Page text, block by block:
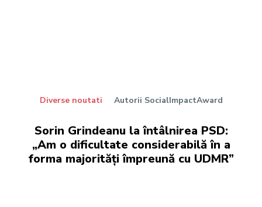
Diverse noutati Autorii SocialImpactAward
Sorin Grindeanu la întâlnirea PSD:
„Am o dificultate considerabilă în a
forma majorități împreună cu UDMR”